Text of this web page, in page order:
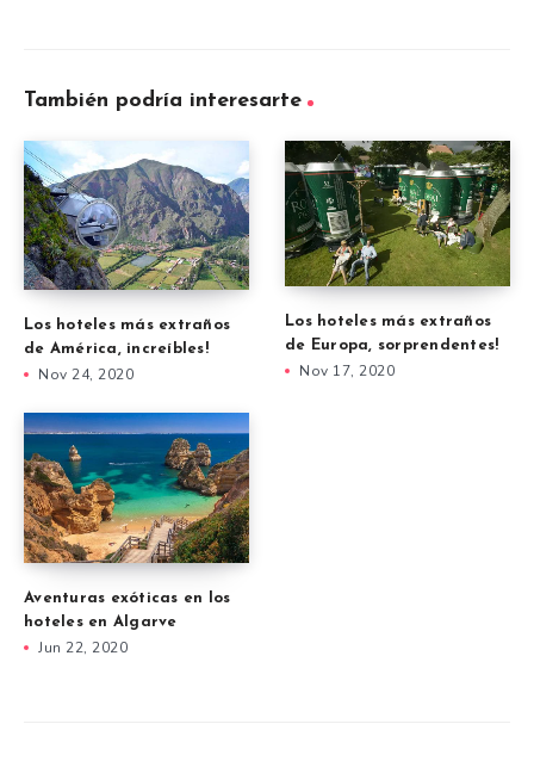
También podría interesarte
Los hoteles más extraños
de América, increíbles!
Nov 24, 2020
Los hoteles más extraños
de Europa, sorprendentes!
Nov 17, 2020
Aventuras exóticas en los
hoteles en Algarve
Jun 22, 2020